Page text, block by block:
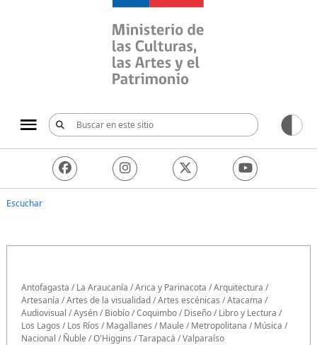
Ministerio de las
Escuchar
Antofagasta /La Araucanía /Arica y Parinacota /Arquitectura /
Artesanía /Artes de la visualidad/Artes escénicas /Atacama /
Audiovisual /Aysén/Biobío/Coquimbo/Diseño/Libro y Lectura /
Los Lagos /Los Ríos /Magallanes /Maule /Metropolitana /Música /
Nacional /Ñuble /O'Higgins /Tarapacá /Valparaíso